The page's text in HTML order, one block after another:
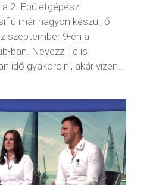
2. Épületgépész
már nagyon készül, ő
szeptember 9-én a
ban. Nevezz Te is
idő gyakorolni, akár vizen...